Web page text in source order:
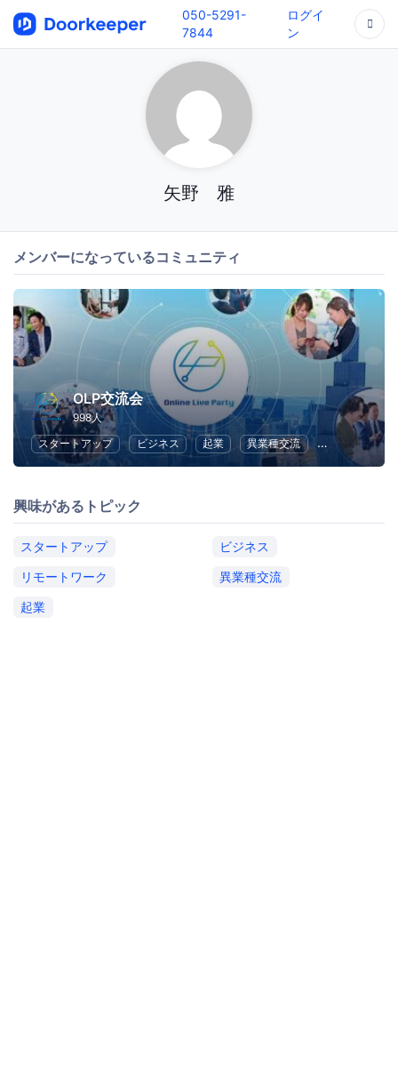
050-5291-
7844
ログイ
ン
矢野 雅
メンバーになっているコミュニティ
OLP交流会
998人
スタートアップ
ビジネス 起業 異業種交流 リモートワーク
興味があるトピック
スタートアップ
ビジネス
リモートワーク
異業種交流
起業